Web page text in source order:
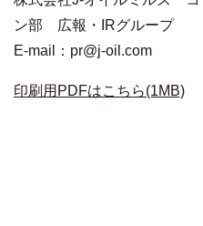
ン部 広報・IRグループ
E-mail： pr@j-oil.com
印刷用PDFはこちら(1MB)